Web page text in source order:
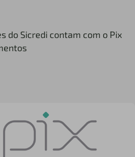
do Sicredi contam com o Pix